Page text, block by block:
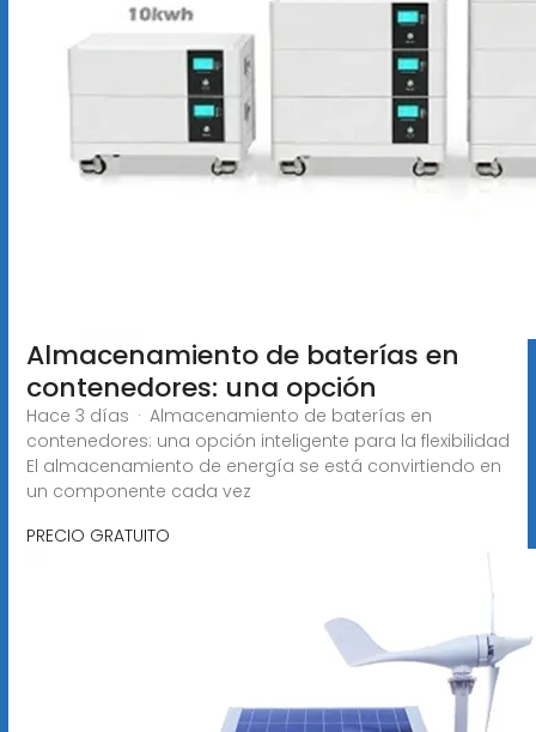
Almacenamiento de baterías en
contenedores: una opción
Hace 3 días · Almacenamiento de baterías en
contenedores: una opción inteligente para la flexibilidad
El almacenamiento de energía se está convirtiendo en
un componente cada vez
PRECIO GRATUITO